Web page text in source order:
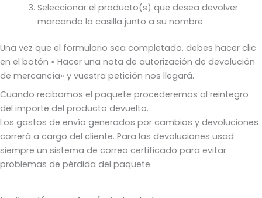
Seleccionar el producto(s) que desea devolver
marcando la casilla junto a su nombre.
Una vez que el formulario sea completado, debes hacer clic
en el botón » Hacer una nota de autorización de devolución
de mercancía» y vuestra petición nos llegará.
Cuando recibamos el paquete procederemos al reintegro
del importe del producto devuelto.
Los gastos de envío generados por cambios y devoluciones
correrá a cargo del cliente. Para las devoluciones usad
siempre un sistema de correo certificado para evitar
problemas de pérdida del paquete.